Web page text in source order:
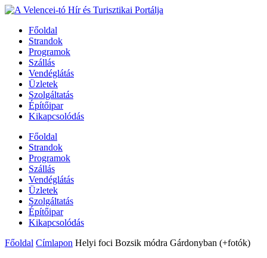
Főoldal
Strandok
Programok
Szállás
Vendéglátás
Üzletek
Szolgáltatás
Építőipar
Kikapcsolódás
Főoldal
Strandok
Programok
Szállás
Vendéglátás
Üzletek
Szolgáltatás
Építőipar
Kikapcsolódás
Főoldal Címlapon Helyi foci Bozsik módra Gárdonyban (+fotók)